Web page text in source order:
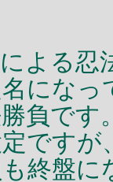
よる忍
にな
負です
ですが
終盤